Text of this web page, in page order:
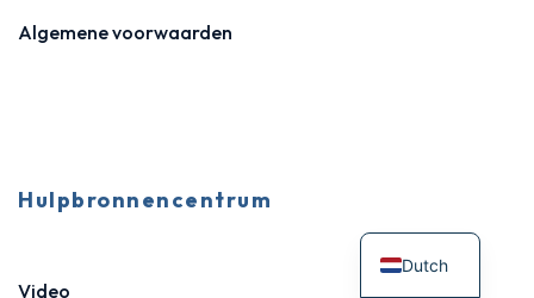
Algemene voorwaarden
Hulpbronnencentrum
Video
Dutch